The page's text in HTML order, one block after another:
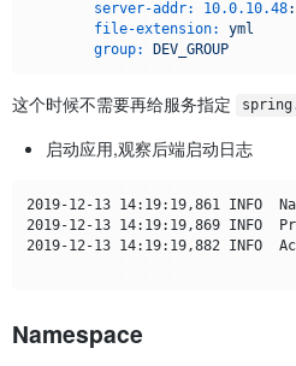
server-addr:
10.0.10.48
file-extension:
yml
group:
DEV_GROUP
这个时候不需要再给服务指定
启动应用,观察后端启动日志
2019-12-13 14:19:19,861 INFO
2019-12-13 14:19:19,869 INFO
2019-12-13 14:19:19,882
Namespace